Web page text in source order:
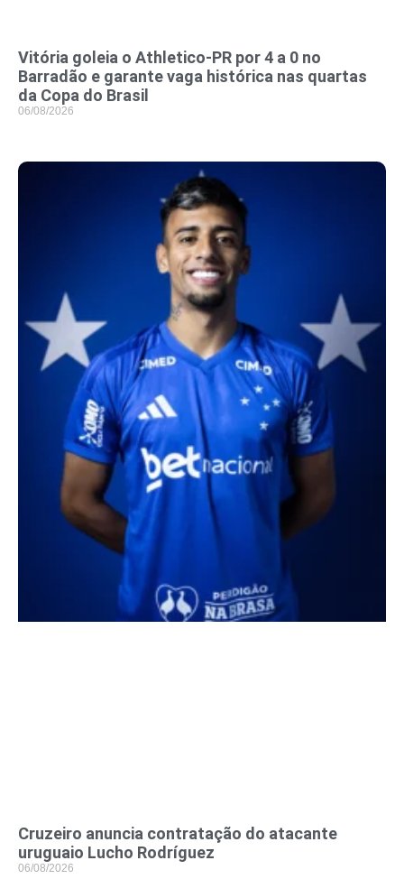
Vitória goleia o Athletico-PR por 4 a 0 no
Barradão e garante vaga histórica nas quartas
da Copa do Brasil
06/08/2026
Cruzeiro anuncia contratação do atacante
uruguaio Lucho Rodríguez
06/08/2026